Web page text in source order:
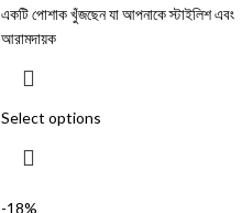
একটি পোশাক খুঁজছেন যা আপনাকে স্টাইলিশ এবং
আরামদায়ক
Select options
-18%